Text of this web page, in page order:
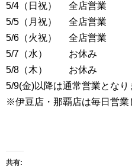
5/4（日祝） 全店営業
5/5（月祝） 全店営業
5/6（火祝） 全店営業
5/7（水） お休み
5/8（木） お休み
5/9(金)以降は通常営業となり
※伊豆店・那覇店は毎日営業
共有: